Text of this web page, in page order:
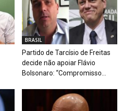
BRASIL
Partido de Tarcísio de Freitas
decide não apoiar Flávio
Bolsonaro: “Compromisso...